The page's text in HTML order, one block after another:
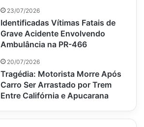
23/07/2026
Identificadas Vítimas Fatais de
Grave Acidente Envolvendo
Ambulância na PR-466
20/07/2026
Tragédia: Motorista Morre Após
Carro Ser Arrastado por Trem
Entre Califórnia e Apucarana